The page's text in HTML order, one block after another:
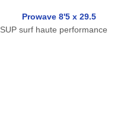
Prowave 8'5 x 29.5
SUP surf haute performance